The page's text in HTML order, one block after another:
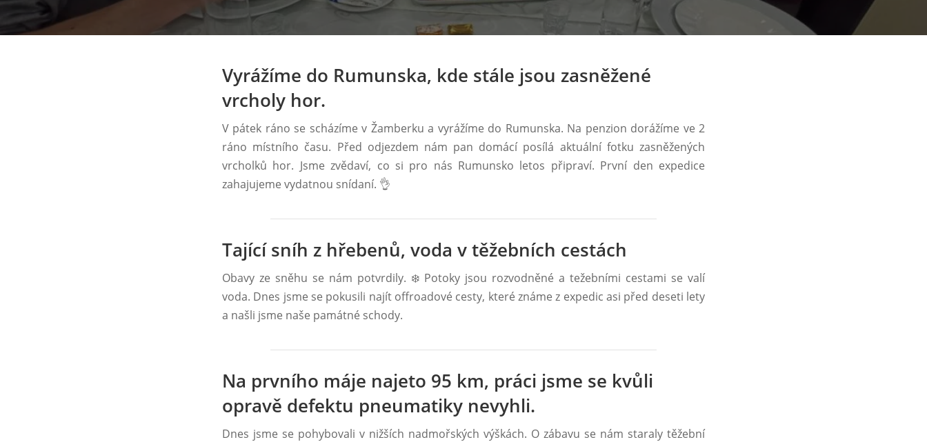
Vyrážíme do Rumunska, kde stále jsou zasněžené
vrcholy hor.
V pátek ráno se scházíme v Žamberku a vyrážíme do Rumunska. Na penzion dorážíme ve 2
ráno místního času. Před odjezdem nám pan domácí posílá aktuální fotku zasněžených
vrcholků hor. Jsme zvědaví, co si pro nás Rumunsko letos připraví. První den expedice
zahajujeme vydatnou snídaní. 👌
Tající sníh z hřebenů, voda v těžebních cestách
Obavy ze sněhu se nám potvrdily. ❄️ Potoky jsou rozvodněné a težebními cestami se valí
voda. Dnes jsme se pokusili najít offroadové cesty, které známe z expedic asi před deseti lety
a našli jsme naše památné schody.
Na prvního máje najeto 95 km, práci jsme se kvůli
opravě defektu pneumatiky nevyhli.
Dnes jsme se pohybovali v nižších nadmořských výškách. O zábavu se nám staraly těžební